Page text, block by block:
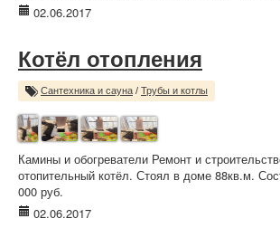
02.06.2017
Котёл отопления
Сантехника и сауна / Трубы и котлы
Камины и обогреватели Ремонт и
отопительный котёл. Стоял в доме 88кв.м.
000 руб.
02.06.2017